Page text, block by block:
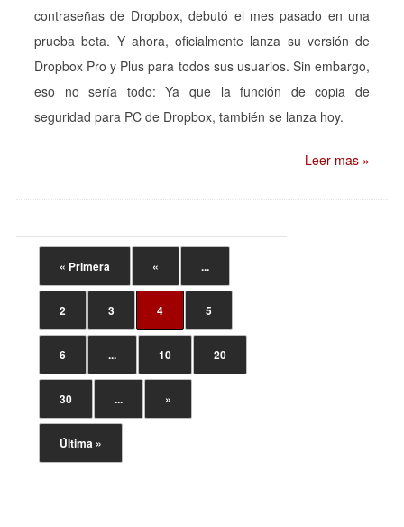
contraseñas de Dropbox, debutó el mes pasado en una
prueba beta. Y ahora, oficialmente lanza su versión de
Dropbox Pro y Plus para todos sus usuarios. Sin embargo,
eso no sería todo: Ya que la función de copia de
seguridad para PC de Dropbox, también se lanza hoy.
Leer mas »
« Primera « ...
2 3 4 5
6 ... 10 20
30 ... »
Última »